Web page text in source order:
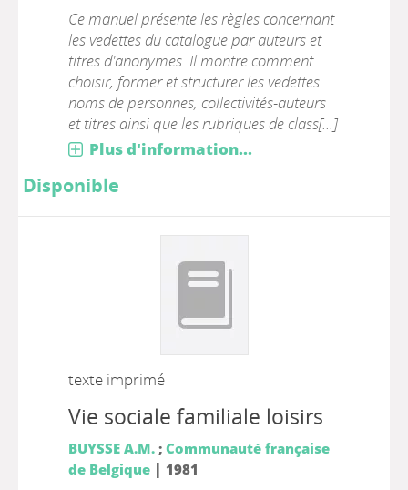
Ce manuel présente les règles concernant
les vedettes du catalogue par auteurs et
titres d'anonymes. Il montre comment
choisir, former et structurer les vedettes
noms de personnes, collectivités-auteurs
et titres ainsi que les rubriques de class[...]
Plus d'information...
Disponible
texte imprimé
Vie sociale familiale loisirs
BUYSSE A.M.; Communauté française
de Belgique | 1981